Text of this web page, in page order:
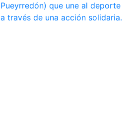
Pueyrredón) que une al deporte
a través de una acción solidaria.